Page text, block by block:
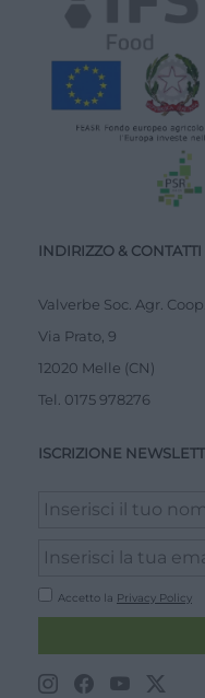
INDIRIZZO & CONTATTI
Valverbe Soc. Agr. Coop.
Via Prato, 9
12020 Melle (CN)
Tel. 0175 978276
ISCRIZIONE
Accetto la Privacy Policy